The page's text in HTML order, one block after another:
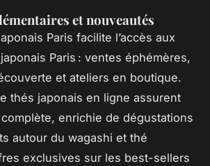
et nouveautés
Paris facilite l’accès aux
Paris : ventes éphémères,
et ateliers en boutique.
thés japonais en ligne assurent
enrichie de dégustations
autour du wagashi et thé
exclusives sur les best-sellers